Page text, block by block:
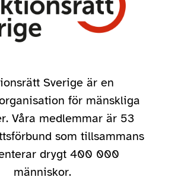
Sverige är en
för mänskliga
Våra medlemmar är 53
som tillsammans
drygt 400 000
människor.